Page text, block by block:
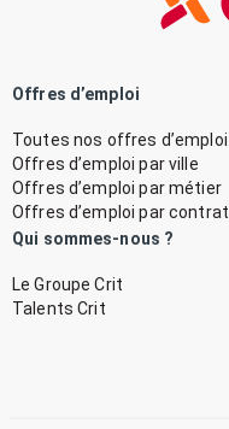
Offres d’emploi
Toutes nos offres d’emploi
Offres d’emploi par ville
Offres d’emploi par métier
Offres d’emploi par contrat
Qui sommes-nous ?
Le Groupe Crit
Talents Crit